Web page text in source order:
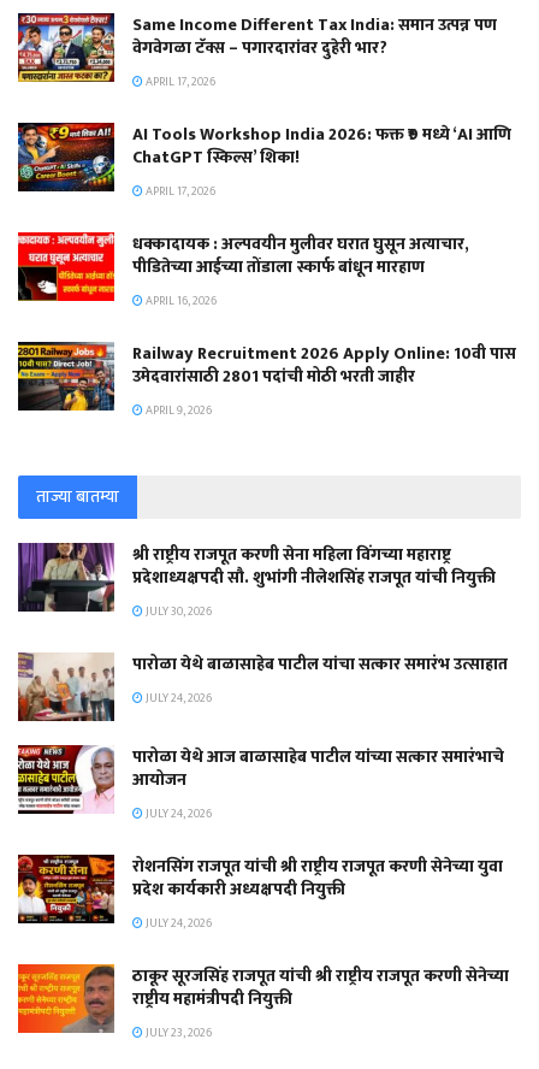
Same Income Different Tax India: समान उत्पन्न पण
वेगवेगळा टॅक्स – पगारदारांवर दुहेरी भार?
APRIL 17, 2026
AI Tools Workshop India 2026: फक्त ₹9 मध्ये ‘AI आणि
ChatGPT स्किल्स’ शिका!
APRIL 17, 2026
धक्कादायक : अल्पवयीन मुलीवर घरात घुसून अत्याचार,
पीडितेच्या आईच्या तोंडाला स्कार्फ बांधून मारहाण
APRIL 16, 2026
Railway Recruitment 2026 Apply Online: 10वी पास
उमेदवारांसाठी 2801 पदांची मोठी भरती जाहीर
APRIL 9, 2026
ताज्या बातम्या
श्री राष्ट्रीय राजपूत करणी सेना महिला विंगच्या महाराष्ट्र
प्रदेशाध्यक्षपदी सौ. शुभांगी नीलेशसिंह राजपूत यांची नियुक्ती
JULY 30, 2026
पारोळा येथे बाळासाहेब पाटील यांचा सत्कार समारंभ उत्साहात
JULY 24, 2026
पारोळा येथे आज बाळासाहेब पाटील यांच्या सत्कार समारंभाचे
आयोजन
JULY 24, 2026
रोशनसिंग राजपूत यांची श्री राष्ट्रीय राजपूत करणी सेनेच्या युवा
प्रदेश कार्यकारी अध्यक्षपदी नियुक्ती
JULY 24, 2026
ठाकूर सूरजसिंह राजपूत यांची श्री राष्ट्रीय राजपूत करणी सेनेच्या
राष्ट्रीय महामंत्रीपदी नियुक्ती
JULY 23, 2026